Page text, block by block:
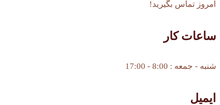
امروز تماس بگیرید!
ساعات کار
شنبه - جمعه : 8:00 - 17:00
ایمیل